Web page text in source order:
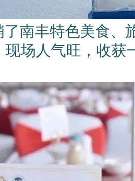
南丰特色美食、
现场人气旺，收